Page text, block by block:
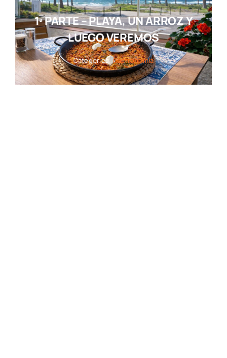
1ª PARTE – PLAYA, UN ARROZ Y
LUEGO VEREMOS
Categories:Gastronomía